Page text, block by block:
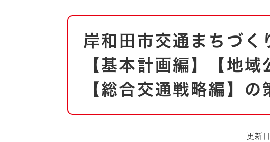
自然・環境・公園 住宅
おくやみ
男女共同参画
地域コミュニティ・ボラン
本
岸和田市交通まちづく
【基本計画編】【地域
【総合交通戦略編】
更新